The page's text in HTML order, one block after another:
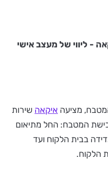
- ליווי של מעצב אישי
מציעה איקאה שירות
המטבח: החל מתיאום
בבית הלקוח ועד
הלקוח.